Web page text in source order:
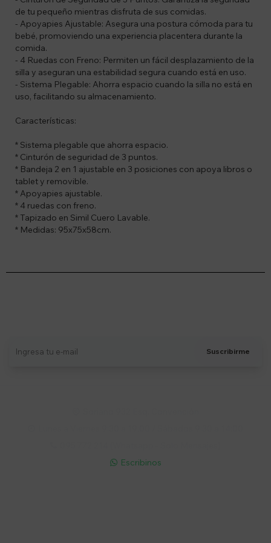
de tu pequeño mientras disfruta de sus comidas.
- Apoyapies Ajustable: Asegura una postura cómoda para tu
bebé, promoviendo una experiencia placentera durante la
comida.
- 4 Ruedas con Freno: Permiten un fácil desplazamiento de la
silla y aseguran una estabilidad segura cuando está en uso.
- Sistema Plegable: Ahorra espacio cuando la silla no está en
uso, facilitando su almacenamiento.
Características:
* Sistema plegable que ahorra espacio.
* Cinturón de seguridad de 3 puntos.
* Bandeja 2 en 1 ajustable en 3 posiciones con apoya libros o
tablet y removible.
* Apoyapies ajustable.
* 4 ruedas con freno.
* Tapizado en Simil Cuero Lavable.
* Medidas: 95x75x58cm.
Suscribirme
 Escribinos